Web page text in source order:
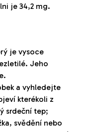
je 34,2 mg.
je vysoce
Jeho
a vyhledejte
kterékoli z
srdeční tep;
svědění nebo